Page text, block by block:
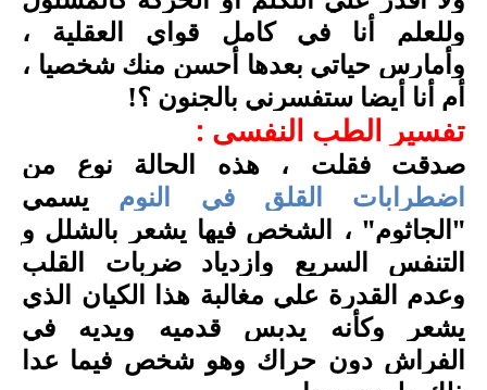
وللعلم أنا في كامل قواي العقلية ،
وأمارس حياتي بعدها أحسن منك شخصيا ،
أم أنا أيضا ستفسرني بالجنون ؟!
تفسير الطب النفسي :
صدقت فقلت ، هذه الحالة نوع من
اضطرابات القلق في النوم يسمي
"الجاثوم" ، الشخص فيها يشعر بالشلل و
التنفس السريع وازدياد ضربات القلب
وعدم القدرة علي مغالبة هذا الكيان الذي
يشعر وكأنه يدبس قدميه ويديه في
الفراش دون حراك وهو شخص فيما عدا